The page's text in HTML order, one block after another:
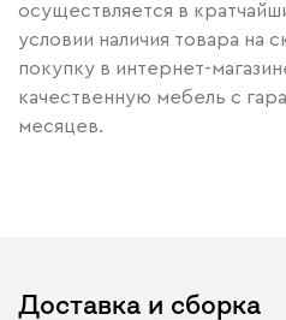
осуществляется в
условии наличия товара на
покупку в интернет-
качественную мебель с
месяцев.
Доставка и сборка